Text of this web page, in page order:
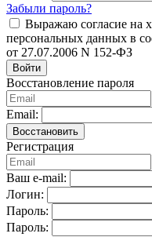
Забыли пароль?
Выражаю согласие на
персональных данных в
от 27.07.2006 N 152-ФЗ
Войти
Восстановление пароля
Email:
Восстановить
Регистрация
Ваш e-mail:
Логин:
Пароль:
Пароль: